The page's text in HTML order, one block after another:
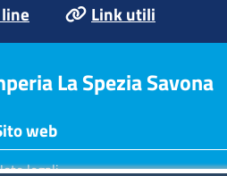
Link utili
La Spezia Savona
web
legali